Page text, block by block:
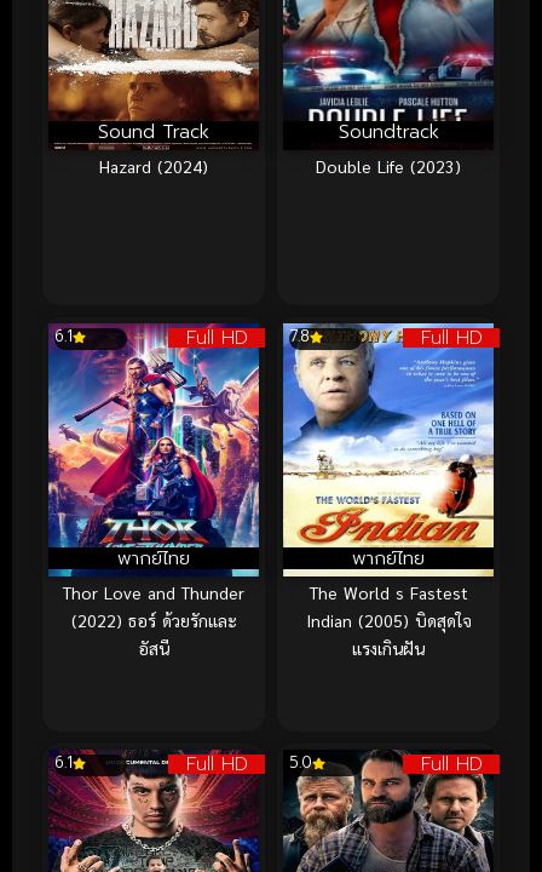
Sound Track
Hazard (2024)
Soundtrack
Double Life (2023)
Full HD
พากย์ไทย
6.1
Thor Love and Thunder
(2022) ธอร์ ด้วยรักและ
อัสนี
Full HD
พากย์ไทย
7.8
The World s Fastest
Indian (2005) บิดสุดใจ
แรงเกินฝัน
Full HD
6.1 Full HD
5.0